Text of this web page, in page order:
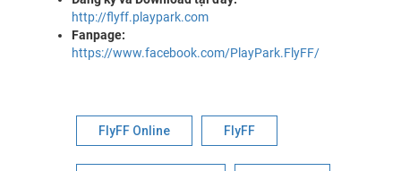
http://flyff.playpark.com
Fanpage:
https://www.facebook.com/PlayPark.FlyFF/
FlyFF Online FlyFF